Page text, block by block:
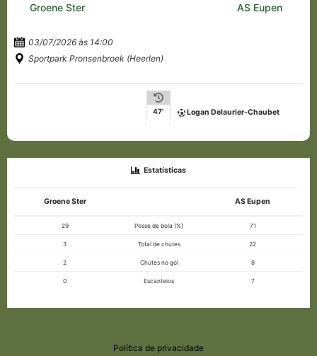
Groene Ster AS Eupen
03/07/2026 às 14:00
Sportpark Pronsenbroek (Heerlen)
47' Logan Delaurier-Chaubet
Estatísticas
Groene Ster AS Eupen
29 Posse de bola (%) 71
3 Total de chutes 22
2 Chutes no gol 8
0 Escanteios 7
Política de privacidade